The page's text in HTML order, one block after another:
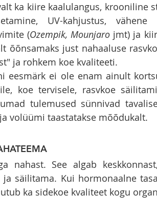
ka kiire kaalulangus, krooniline
UV-kahjustus,
(Ozempik, Mounjaro jmt) ja
õõnsamaks just nahaaluse
ja rohkem koe kvaliteeti.
eesmärk ei ole enam ainult
koe tervisele, rasvkoe
tulemused sünnivad
volüümi taastatakse mõõdukalt.
nahast. See algab
säilitama. Kui hormonaalne
ka sidekoe kvaliteet kogu